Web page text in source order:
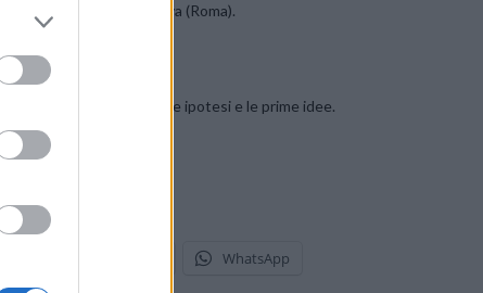
e quella amministrativa (Roma).
FACEBOOK
sbizzarrirvi con le prime ipotesi e le prime idee.
WhatsApp